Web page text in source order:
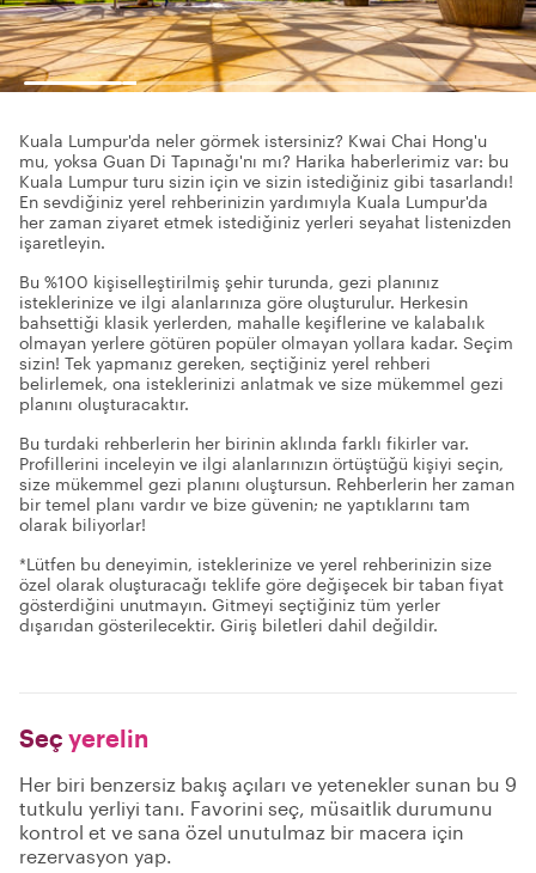
Kuala Lumpur'da neler görmek istersiniz? Kwai Chai Hong'u
mu, yoksa Guan Di Tapınağı'nı mı? Harika haberlerimiz var: bu
Kuala Lumpur turu sizin için ve sizin istediğiniz gibi tasarlandı!
En sevdiğiniz yerel rehberinizin yardımıyla Kuala Lumpur'da
her zaman ziyaret etmek istediğiniz yerleri seyahat listenizden
işaretleyin.
Bu %100 kişiselleştirilmiş şehir turunda, gezi planınız
isteklerinize ve ilgi alanlarınıza göre oluşturulur. Herkesin
bahsettiği klasik yerlerden, mahalle keşiflerine ve kalabalık
olmayan yerlere götüren popüler olmayan yollara kadar. Seçim
sizin! Tek yapmanız gereken, seçtiğiniz yerel rehberi
belirlemek, ona isteklerinizi anlatmak ve size mükemmel gezi
planını oluşturacaktır.
Bu turdaki rehberlerin her birinin aklında farklı fikirler var.
Profillerini inceleyin ve ilgi alanlarınızın örtüştüğü kişiyi seçin,
size mükemmel gezi planını oluştursun. Rehberlerin her zaman
bir temel planı vardır ve bize güvenin; ne yaptıklarını tam
olarak biliyorlar!
*Lütfen bu deneyimin, isteklerinize ve yerel rehberinizin size
özel olarak oluşturacağı teklife göre değişecek bir taban fiyat
gösterdiğini unutmayın. Gitmeyi seçtiğiniz tüm yerler
dışarıdan gösterilecektir. Giriş biletleri dahil değildir.
Seç yerelin
Her biri benzersiz bakış açıları ve yetenekler sunan bu 9
tutkulu yerliyi tanı. Favorini seç, müsaitlik durumunu
kontrol et ve sana özel unutulmaz bir macera için
rezervasyon yap.